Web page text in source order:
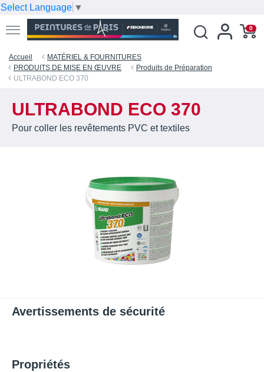
Select Language ▼
0
Accueil
MATÉRIEL & FOURNITURES
PRODUITS DE MISE EN ŒUVRE
Produits de Préparation
ULTRABOND ECO 370
ULTRABOND ECO 370
Pour coller les revêtements PVC et textiles
Avertissements de sécurité
Propriétés